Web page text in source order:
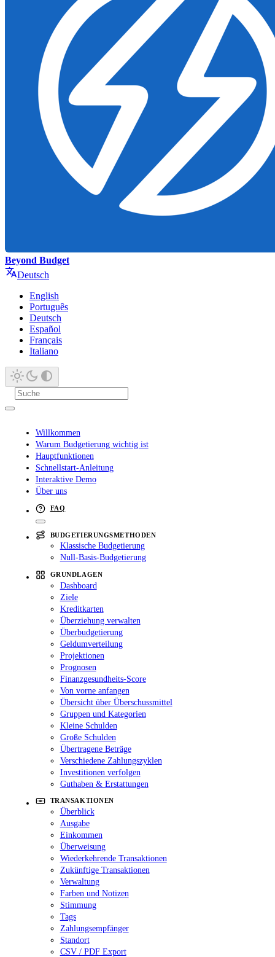
Beyond Budget
Deutsch
English
Português
Deutsch
Español
Français
Italiano
Willkommen
Warum Budgetierung wichtig ist
Hauptfunktionen
Schnellstart-Anleitung
Interaktive Demo
Über uns
FAQ
BUDGETIERUNGSMETHODEN
Klassische Budgetierung
Null-Basis-Budgetierung
GRUNDLAGEN
Dashboard
Ziele
Kreditkarten
Überziehung verwalten
Überbudgetierung
Geldumverteilung
Projektionen
Prognosen
Finanzgesundheits-Score
Von vorne anfangen
Übersicht über Überschussmittel
Gruppen und Kategorien
Kleine Schulden
Große Schulden
Übertragene Beträge
Verschiedene Zahlungszyklen
Investitionen verfolgen
Guthaben & Erstattungen
TRANSAKTIONEN
Überblick
Ausgabe
Einkommen
Überweisung
Wiederkehrende Transaktionen
Zukünftige Transaktionen
Verwaltung
Farben und Notizen
Stimmung
Tags
Zahlungsempfänger
Standort
CSV / PDF Export